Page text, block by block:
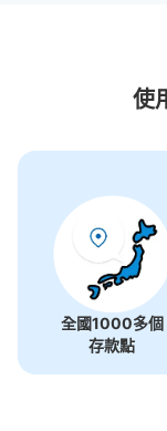
鷺
使
全國1000多個
存款點